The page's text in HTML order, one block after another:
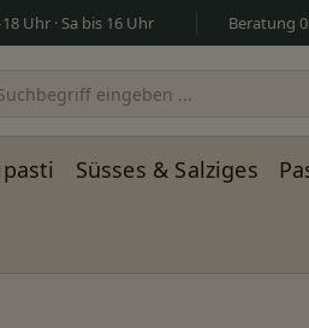
Uhr · Sa bis 16 Uhr Beratung
Süsses & Salziges